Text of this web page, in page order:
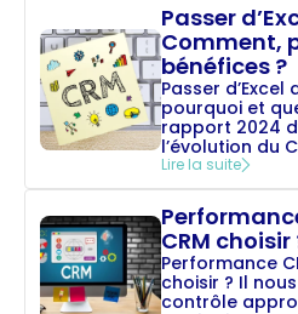
Passer
Comment,
bénéfices ?
Passer d’Excel
pourquoi et
rapport 2024
l’évolution du
Lire la suite
CRM choisir
Performance
choisir ? Il
contrôle